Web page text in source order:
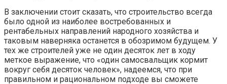
В заключении стоит сказать, что строительство всегда
было одной из наиболее востребованных и
рентабельных направлений народного хозяйства и
таковым наверняка останется в обозримом будущем. У
тех же строителей уже не один десяток лет в ходу
меткое выражение, что «один самосвальщик кормит
вокруг себя десяток человек», надеемся, что при
правильном и рациональном подходе вы сможете